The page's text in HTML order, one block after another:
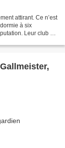
attirant. Ce n’est
à six
Leur club de